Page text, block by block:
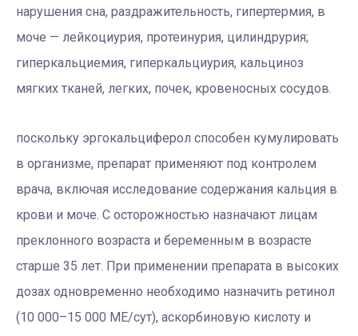
нарушения сна, раздражительность, гипертермия, в
моче — лейкоциурия, протеинурия, цилиндрурия;
гиперкальциемия, гиперкальциурия, кальциноз
мягких тканей, легких, почек, кровеносных сосудов.
поскольку эргокальциферол способен кумулировать
в организме, препарат применяют под контролем
врача, включая исследование содержания кальция в
крови и моче. С осторожностью назначают лицам
преклонного возраста и беременным в возрасте
старше 35 лет. При применении препарата в высоких
дозах одновременно необходимо назначить ретинол
(10 000–15 000 МЕ/сут), аскорбиновую кислоту и